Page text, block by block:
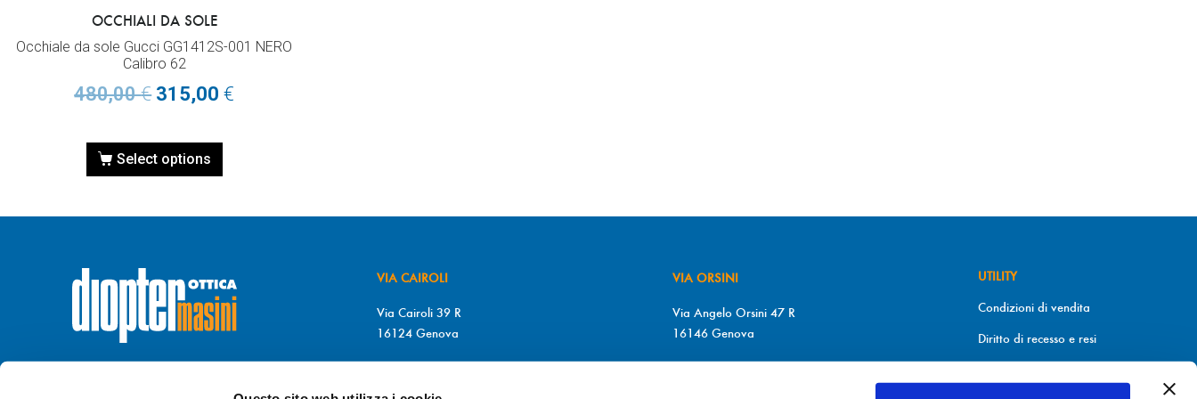
OCCHIALI DA SOLE
Occhiale da sole Gucci GG1412S-001 NERO
Calibro 62
480,00€ 315,00€
Select options
VIA CAIROLI
Via Cairoli 39 R
16124 Genova
VIA ORSINI
Via Angelo Orsini 47 R
16146 Genova
UTILITY
Condizioni di vendita
Diritto di recesso e resi